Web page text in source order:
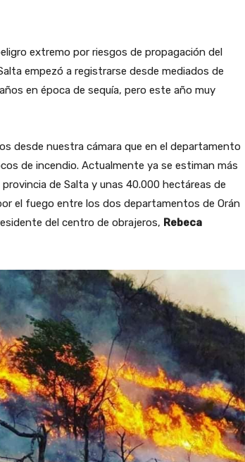
extremo por riesgos de propagación del
empezó a registrarse desde mediados de
en época de sequía, pero este año muy
desde nuestra cámara que en el departamento
de incendio. Actualmente ya se estiman más
de Salta y unas 40.000 hectáreas de
el fuego entre los dos departamentos de Orán
del centro de obrajeros, Rebeca